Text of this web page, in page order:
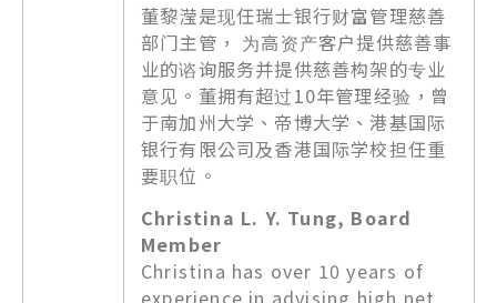
董黎滢是现任瑞士银行财富管理慈善
部门主管， 为高资产客户提供慈善事
业的谘询服务并提供慈善构架的专业
意见。董拥有超过10年管理经验，曾
于南加州大学、帝博大学、港基国际
银行有限公司及香港国际学校担任重
要职位。
Christina L. Y. Tung, Board
Member
Christina has over 10 years of
experience in advising high net